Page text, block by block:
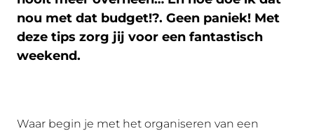
nou met dat budget!?. Geen paniek! Met
deze tips zorg jij voor een fantastisch
weekend.
Waar begin je met het organiseren van een